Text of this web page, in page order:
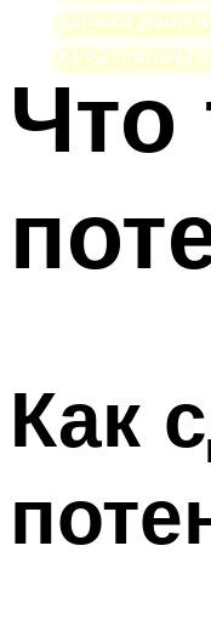
ДАТЧИКИ
КАЛЬКУЛЯТОРЫ
Меню
Что
Как